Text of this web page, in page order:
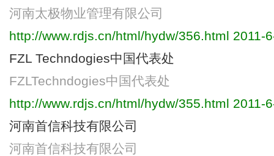
河南太极物业管理有限公司
http://www.rdjs.cn/html/hydw/356.html 2011-
FZL Techndogies中国代表处
FZLTechndogies中国代表处
http://www.rdjs.cn/html/hydw/355.html 2011-
河南首信科技有限公司
河南首信科技有限公司